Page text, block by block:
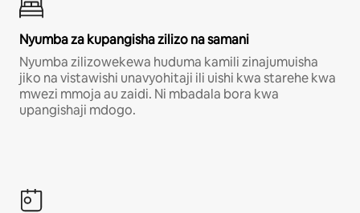
Nyumba za kupangisha zilizo na samani
Nyumba zilizowekewa huduma kamili zinajumuisha
jiko na vistawishi unavyohitaji ili uishi kwa starehe kwa
mwezi mmoja au zaidi. Ni mbadala bora kwa
upangishaji mdogo.